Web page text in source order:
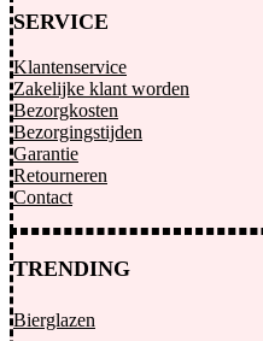
SERVICE
Klantenservice
Zakelijke klant worden
Bezorgkosten
Bezorgingstijden
Garantie
Retourneren
Contact
TRENDING
Bierglazen